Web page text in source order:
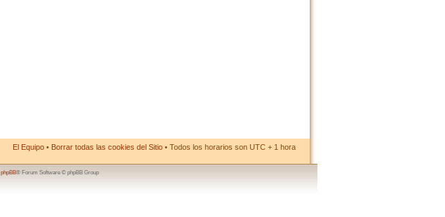
El Equipo • Borrar todas las cookies del Sitio • Todos los horarios son UTC + 1 hora
phpBB® Forum Software © phpBB Group